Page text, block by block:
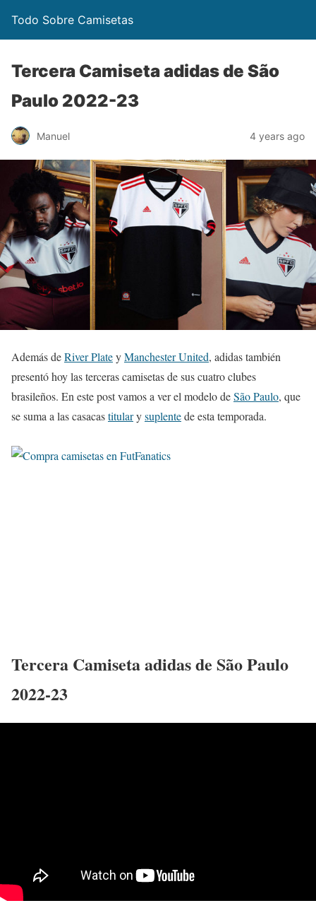
Todo Sobre Camisetas
Tercera Camiseta adidas de São
Paulo 2022-23
Manuel 4 years ago
Además deRiver PlateyManchester United, adidas también
presentó hoy las terceras camisetas de sus cuatro clubes
brasileños. En este post vamos a ver el modelo deSão Paulo, que
se suma a las casacastitularysuplentede esta temporada.
Tercera Camiseta adidas de São Paulo
2022-23